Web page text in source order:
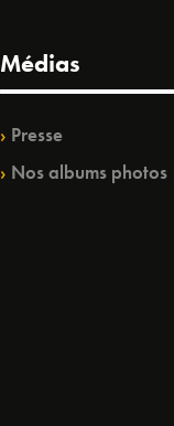
Médias
Presse
Nos albums photos